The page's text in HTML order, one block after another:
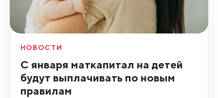
НОВОСТИ
С января маткапитал на детей
будут выплачивать по новым
правилам